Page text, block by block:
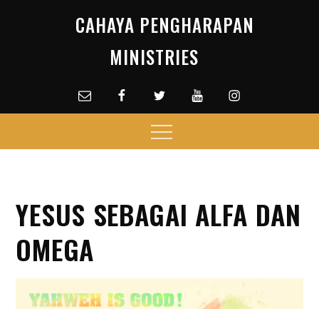
CAHAYA PENGHARAPAN
MINISTRIES
Email facebookTwitterYoutubeInstagram
Menu
YESUS SEBAGAI ALFA DAN
OMEGA